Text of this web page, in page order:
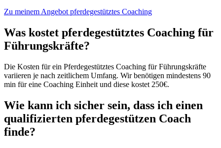
Zu meinem Angebot pferdegestütztes Coaching
Was kostet pferdegestütztes Coaching für
Führungskräfte?
Die Kosten für ein Pferdegestütztes Coaching für Führungskräfte
variieren je nach zeitlichem Umfang. Wir benötigen mindestens 90
min für eine Coaching Einheit und diese kostet 250€.
Wie kann ich sicher sein, dass ich einen
qualifizierten pferdegestützen Coach
finde?